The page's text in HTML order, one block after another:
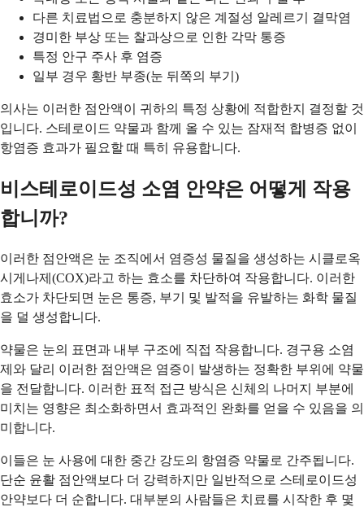
다른 치료법으로 충분하지 않은 계절성 알레르기 결막염
경미한 부상 또는 찰과상으로 인한 각막 통증
특정 안구 주사 후 염증
일부 경우 황반 부종(눈 뒤쪽의 부기)
의사는 이러한 점안액이 귀하의 특정 상황에 적합한지 결정할 것
입니다. 스테로이드 약물과 함께 올 수 있는 잠재적 합병증 없이
항염증 효과가 필요할 때 특히 유용합니다.
비스테로이드성 소염 안약은 어떻게 작용
합니까?
이러한 점안액은 눈 조직에서 염증성 물질을 생성하는 시클로옥
시게나제(COX)라고 하는 효소를 차단하여 작용합니다. 이러한
효소가 차단되면 눈은 통증, 부기 및 발적을 유발하는 화학 물질
을 덜 생성합니다.
약물은 눈의 표면과 내부 구조에 직접 작용합니다. 경구용 소염
제와 달리 이러한 점안액은 염증이 발생하는 정확한 부위에 약물
을 전달합니다. 이러한 표적 접근 방식은 신체의 나머지 부분에
미치는 영향은 최소화하면서 효과적인 완화를 얻을 수 있음을 의
미합니다.
이들은 눈 사용에 대한 중간 강도의 항염증 약물로 간주됩니다.
단순 윤활 점안액보다 더 강력하지만 일반적으로 스테로이드성
안약보다 더 순합니다. 대부분의 사람들은 치료를 시작한 후 몇